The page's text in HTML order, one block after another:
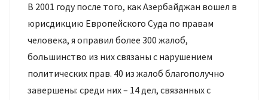
В 2001 году после того, как Азербайджан вошел в
юрисдикцию Европейского Суда по правам
человека, я оправил более 300 жалоб,
большинство из них связаны с нарушением
политических прав. 40 из жалоб благополучно
завершены: среди них – 14 дел, связанных с